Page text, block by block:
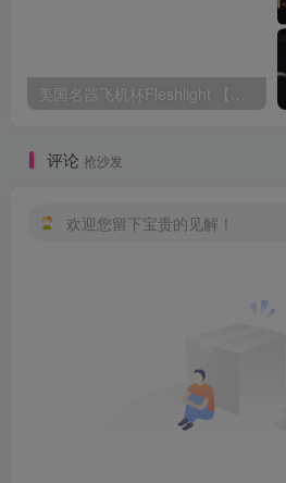
美国名器飞机杯Fleshlight 【Quickshot-Vantage 双头飞机杯】完全评测
评论 抢沙发
欢迎您留下宝贵的见解！